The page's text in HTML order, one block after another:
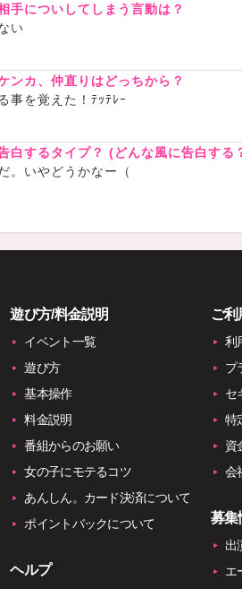
手についしてしまう言動は？
い
ンカ、仲直りはどっちから？
事を覚えた！ﾃｯﾃﾚｰ
白するタイプ？ (どんな風に告白する
。いやどうかなー（
遊び方/料金説明
イベント一覧
遊び方
基本操作
料金説明
番組からのお願い
女の子にモテるコツ
あんしん。カード決済について
ポイントバックについて
ヘルプ
ご
利
プ
セ
特
資
会
募集
出
エ